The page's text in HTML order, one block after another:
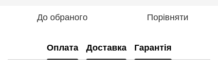
До обраного Порівняти
Оплата Доставка Гарантія